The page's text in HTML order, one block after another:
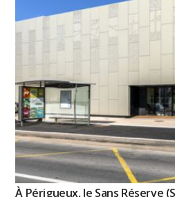
À Périgueux, le Sans Réserve